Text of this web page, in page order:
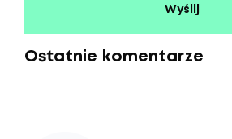
Ostatnie komentarze